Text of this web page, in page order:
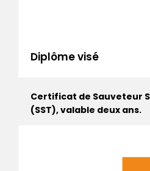
Diplôme visé
Certificat de Sauveteur
(SST), valable deux ans.